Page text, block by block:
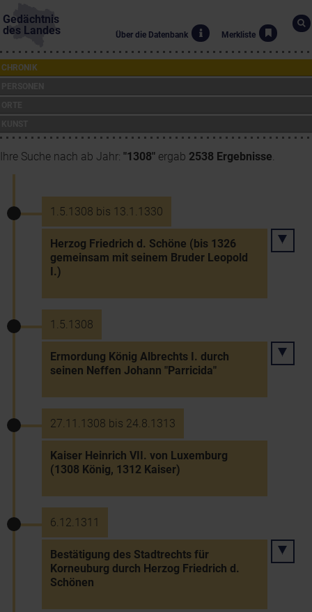
Gedächtnis
des Landes
Über die Datenbank Merkliste
CHRONIK
Ihre Suche nach ab Jahr: "1308" ergab 2538 Ergebnisse.
1.5.1308 bis 13.1.1330
Herzog Friedrich d. Schöne (bis 1326
gemeinsam mit seinem Bruder Leopold
I.)
1.5.1308
Ermordung König Albrechts I. durch
seinen Neffen Johann "Parricida"
27.11.1308 bis 24.8.1313
Kaiser Heinrich VII. von Luxemburg
(1308 König, 1312 Kaiser)
6.12.1311
Bestätigung des Stadtrechts für
Korneuburg durch Herzog Friedrich d.
Schönen